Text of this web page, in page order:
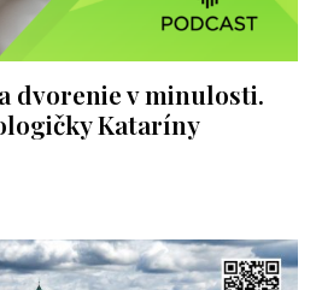
dvorenie v minulosti.
Kataríny